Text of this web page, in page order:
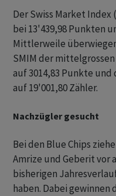
Der Swiss Market Index
bei 13'439,98 Punkten
Mittlerweile
SMIM der
auf 3014,83 Punkte
auf 19'001,80 Zähler.
Nachzügler gesucht
Bei den Blue Chips
Amrize und Geberit vor
bisherigen
haben. Dabei gewinnen